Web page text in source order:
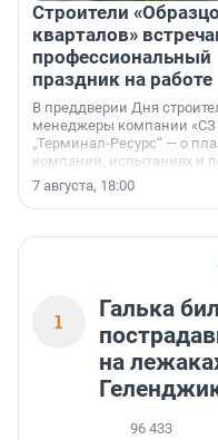
Строители
кварталов»
профессиональный
праздник на работе
В преддверии Дня
менеджеры компании «СЗ
„Терминал-Ресурс“ — о
компании, испытаниях и
осторожного оптимизма.
7 августа, 18:00
1
Галька
на
96 433